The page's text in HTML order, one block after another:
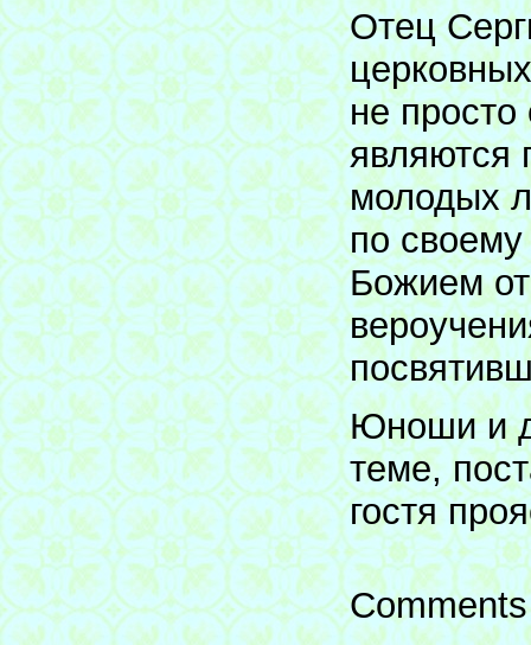
Отец
не
являются
молодых
по
Божием
Юноши и
теме,
гостя